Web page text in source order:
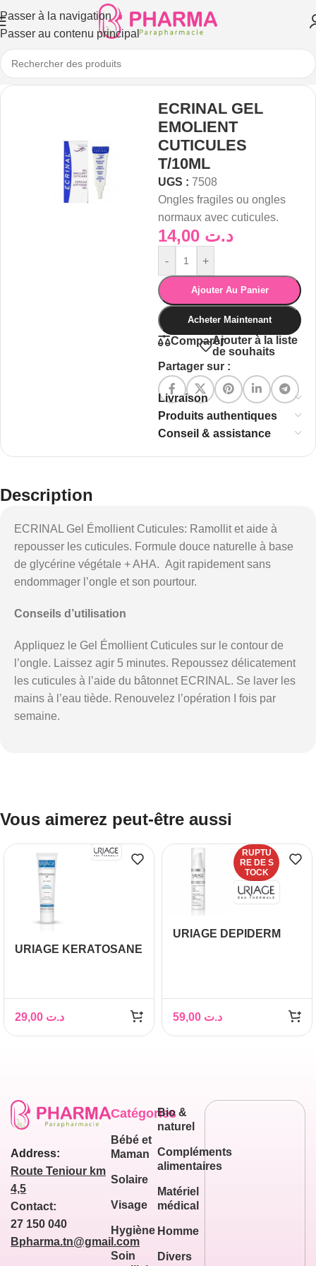
Passer à la navigation
Passer au contenu principal
ECRINAL GEL
EMOLIENT
CUTICULES
T/10ML
UGS : 7508
Ongles fragiles ou ongles
normaux avec cuticules.
د.ت
- +
Ajouter Au Panier
Acheter Maintenant
ComparerAjouter à la liste
de souhaits
Partager sur :
Livraison
Produits authentiques
Conseil & assistance
Description
ECRINAL Gel Émollient Cuticules: Ramollit et aide à
repousser les cuticules. Formule douce naturelle à base
de glycérine végétale + AHA. Agit rapidement sans
endommager l’ongle et son pourtour.
Conseils d’utilisation
Appliquez le Gel Émollient Cuticules sur le contour de
l’ongle. Laissez agir 5 minutes. Repoussez délicatement
les cuticules à l’aide du bâtonnet ECRINAL. Se laver les
mains à l’eau tiède. Renouvelez l’opération I fois par
semaine.
Vous aimerez peut-être aussi
URIAGE KERATOSANE
د.ت
RUPTU
RE DE S
TOCK
URIAGE DEPIDERM
د.ت
Address:
Route Teniour km
4,5
Contact:
27 150 040
Bpharma.tn@gmail.com
Catégories
Bébé et
Maman
Solaire
Visage
Hygiène
Soin
Bio &
naturel
Compléments
alimentaires
Matériel
médical
Homme
Divers